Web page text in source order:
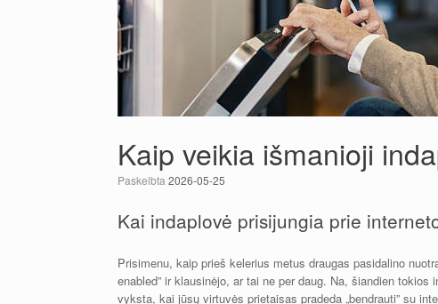
Kaip veikia išmanioji
Paskelbta 2026-05-25
Kai indaplovė prisijungia prie
Prisimenu, kaip prieš kelerius metus draugas pasidalino
enabled” ir klausinėjo, ar tai ne per daug. Na, šiandien
vyksta, kai jūsų virtuvės prietaisas pradeda „bendrauti” su